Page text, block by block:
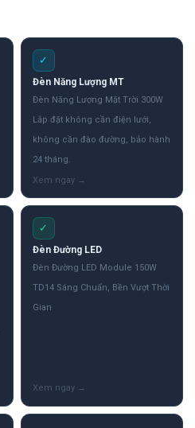
✓
Đèn Năng Lượng MT
Đèn Năng Lượng Mặt Trời 300W
Lắp đặt không cần điện lưới,
không cần đào đường, bảo hành
24 tháng.
✓
Đèn Đường LED
Đèn Đường LED Module 150W
TD14 Sáng Chuẩn, Bền Vượt Thời
Gian